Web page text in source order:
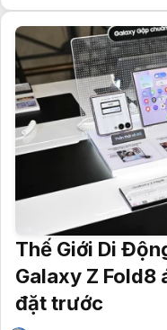
Thế Giới Di
Galaxy Z Fold8
đặt trước